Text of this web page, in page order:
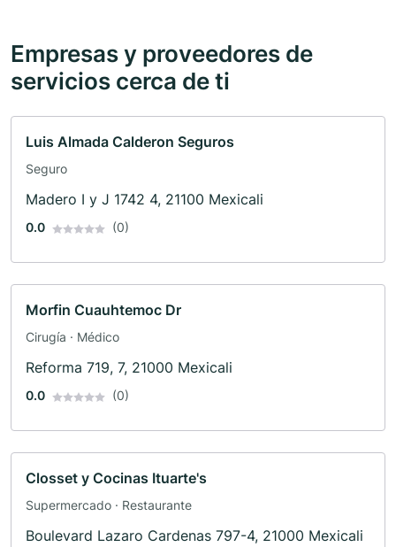
Empresas y proveedores de
servicios cerca de ti
Luis Almada Calderon Seguros
Seguro
Madero I y J 1742 4, 21100 Mexicali
0.0 (0)
Morfin Cuauhtemoc Dr
Cirugía · Médico
Reforma 719, 7, 21000 Mexicali
0.0 (0)
Closset y Cocinas Ituarte's
Supermercado · Restaurante
Boulevard Lazaro Cardenas 797-4, 21000 Mexicali